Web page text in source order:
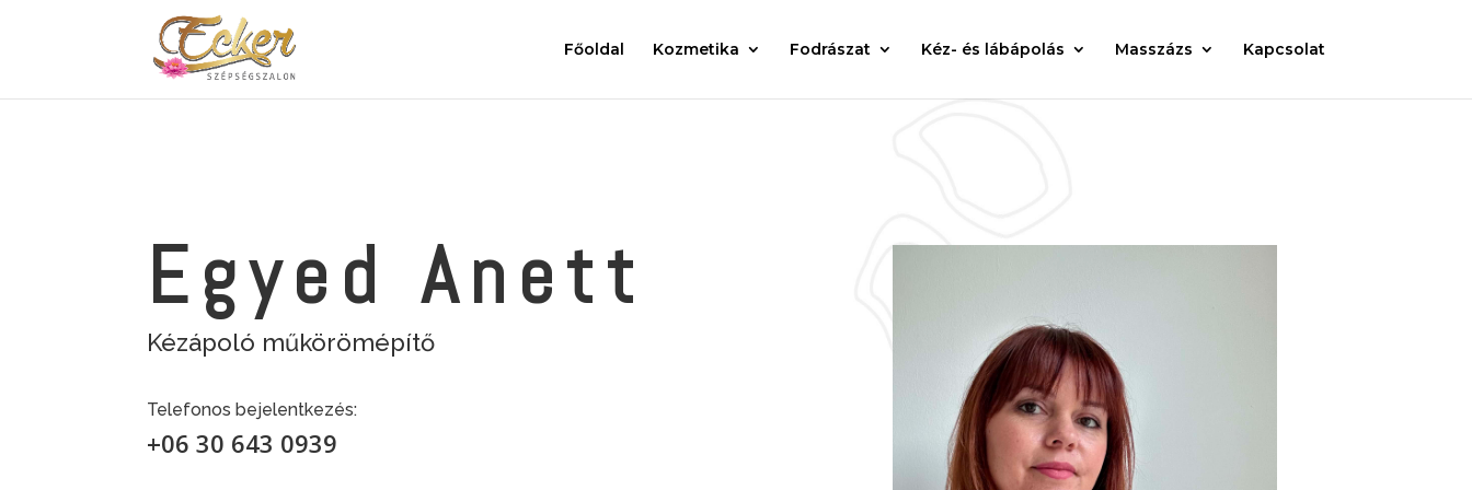
Főoldal Kozmetika Fodrászat Kéz- és lábápolás Masszázs Kapcsolat
Egyed Anett
Kézápoló műkörömépítő
Telefonos bejelentkezés:
+06 30 643 0939